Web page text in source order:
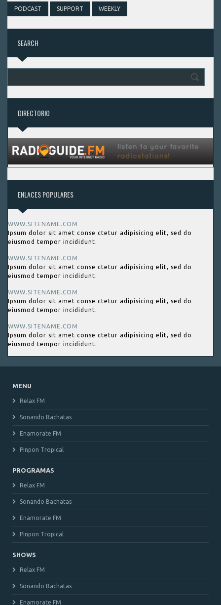
PODCAST SUPPORT WEEKLY
SEARCH
DIRECTORIO
ENLACES POPULARES
WWW.SITENAME.COM
Ipsum dolor sit amet conse ctetur adipisicing elit, sed do
eiusmod tempor incididunt.
WWW.SITENAME.COM
Ipsum dolor sit amet conse ctetur adipisicing elit, sed do
eiusmod tempor incididunt.
WWW.SITENAME.COM
Ipsum dolor sit amet conse ctetur adipisicing elit, sed do
eiusmod tempor incididunt.
WWW.SITENAME.COM
Ipsum dolor sit amet conse ctetur adipisicing elit, sed do
eiusmod tempor incididunt.
MENU
Relax FM
Sonando Bachatas
Enamorate FM
Pinpon Tropical
PROGRAMAS
Relax FM
Sonando Bachatas
Enamorate FM
Pinpon Tropical
SHOWS
Relax FM
Sonando Bachatas
Enamorate FM